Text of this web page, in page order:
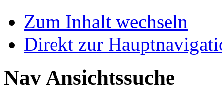
Zum Inhalt wechseln
Direkt zur
Nav Ansichtssuche